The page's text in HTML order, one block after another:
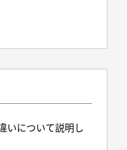
いについて説明し